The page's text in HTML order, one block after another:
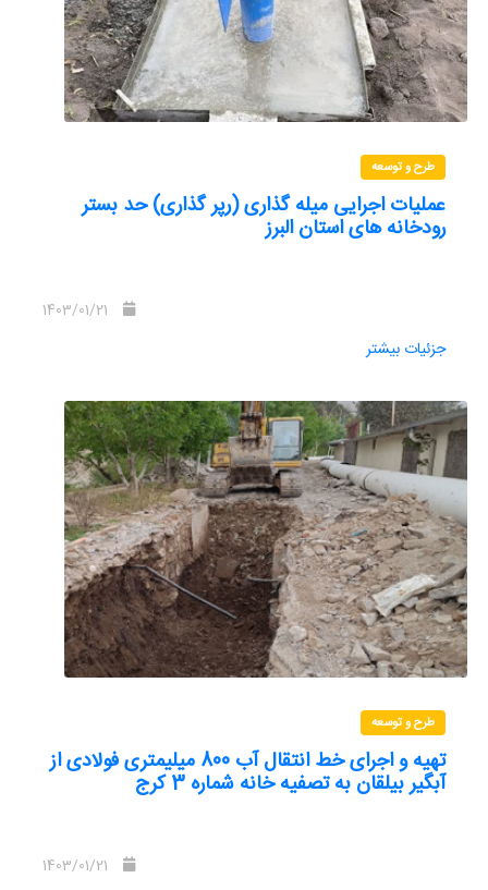
طرح و توسعه
عملیات اجرایی میله گذاری (رپر گذاری) حد بستر
رودخانه های استان البرز
جزئیات بیشتر
طرح و توسعه
تهیه و اجرای خط انتقال آب 800 میلیمتری فولادی از
آبگیر بیلقان به تصفیه خانه شماره 3 کرج